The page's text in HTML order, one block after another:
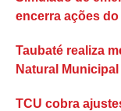
encerra ações do
Taubaté realiza
Natural
TCU cobra